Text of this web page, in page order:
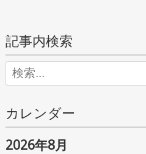
記事内検索
カレンダー
2026年8月